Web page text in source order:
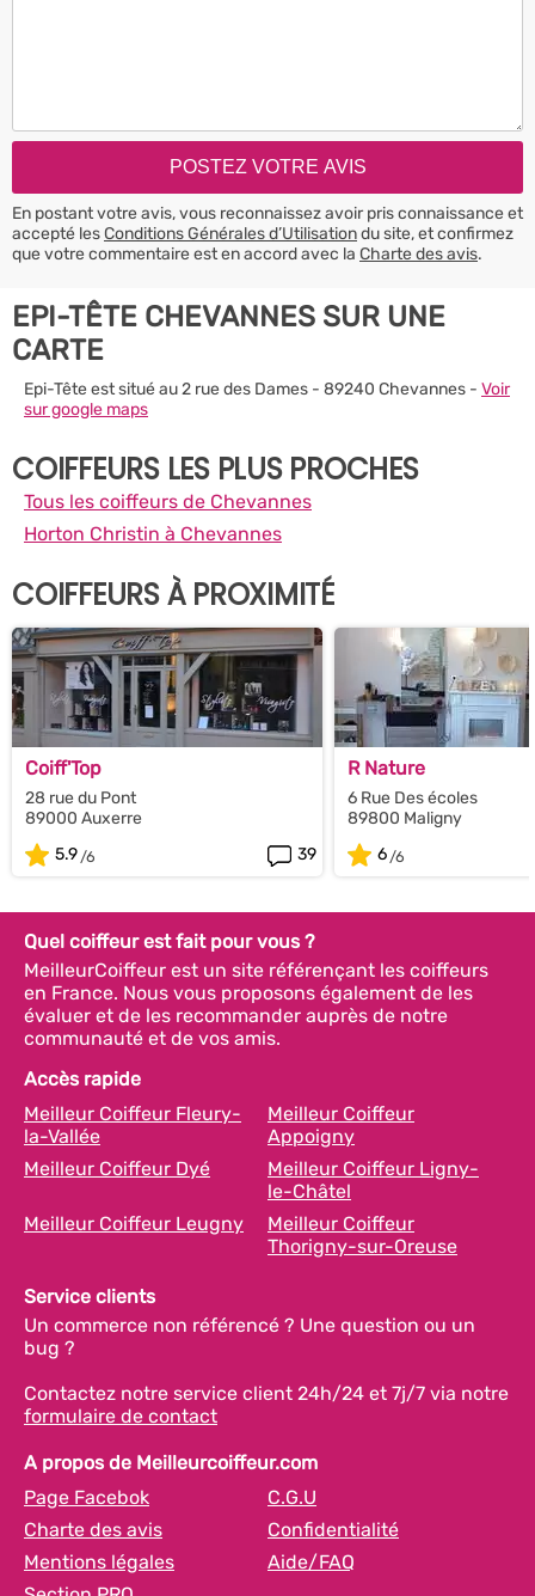
En postant votre avis, vous reconnaissez avoir pris connaissance et
accepté lesConditions Générales d’Utilisationdu site, et confirmez
que votre commentaire est en accord avec la Charte des avis.
EPI-TÊTE CHEVANNES SUR UNE
CARTE
Epi-Tête est situé au 2 rue des Dames - 89240 Chevannes - Voir
sur google maps
COIFFEURS LES PLUS PROCHES
Tous les coiffeurs de Chevannes
Horton Christin à Chevannes
COIFFEURS À PROXIMITÉ
Coiff'Top
28 rue du Pont
89000 Auxerre
5.9
39
R Nature
6 Rue Des écoles
89800 Maligny
6
Quel coiffeur est fait pour vous ?
MeilleurCoiffeur est un site référençant les coiffeurs
en France. Nous vous proposons également de les
évaluer et de les recommander auprès de notre
communauté et de vos amis.
Accès rapide
Meilleur Coiffeur Fleury-
la-Vallée
Meilleur Coiffeur
Appoigny
Meilleur Coiffeur Dyé
Meilleur Coiffeur Ligny-
le-Châtel
Meilleur Coiffeur Leugny
Meilleur Coiffeur
Thorigny-sur-Oreuse
Service clients
Un commerce non référencé ? Une question ou un
bug ?
Contactez notre service client 24h/24 et 7j/7 via notre
formulaire de contact
A propos de Meilleurcoiffeur.com
Page Facebok
C.G.U
Charte des avis
Confidentialité
Mentions légales
Aide/FAQ